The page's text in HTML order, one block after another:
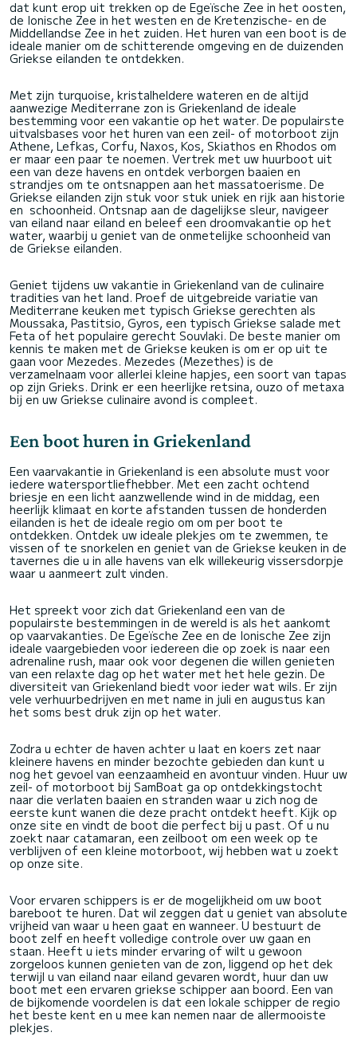
dat kunt erop uit trekken op de Egeïsche Zee in het oosten,
de Ionische Zee in het westen en de Kretenzische- en de
Middellandse Zee in het zuiden. Het huren van een boot is de
ideale manier om de schitterende omgeving en de duizenden
Griekse eilanden te ontdekken.
Met zijn turquoise, kristalheldere wateren en de altijd
aanwezige Mediterrane zon is Griekenland de ideale
bestemming voor een vakantie op het water. De populairste
uitvalsbases voor het huren van een zeil- of motorboot zijn
Athene, Lefkas, Corfu, Naxos, Kos, Skiathos en Rhodos om
er maar een paar te noemen. Vertrek met uw huurboot uit
een van deze havens en ontdek verborgen baaien en
strandjes om te ontsnappen aan het massatoerisme. De
Griekse eilanden zijn stuk voor stuk uniek en rijk aan historie
en schoonheid. Ontsnap aan de dagelijkse sleur, navigeer
van eiland naar eiland en beleef een droomvakantie op het
water, waarbij u geniet van de onmetelijke schoonheid van
de Griekse eilanden.
Geniet tijdens uw vakantie in Griekenland van de culinaire
tradities van het land. Proef de uitgebreide variatie van
Mediterrane keuken met typisch Griekse gerechten als
Moussaka, Pastitsio, Gyros, een typisch Griekse salade met
Feta of het populaire gerecht Souvlaki. De beste manier om
kennis te maken met de Griekse keuken is om er op uit te
gaan voor Mezedes. Mezedes (Mezethes) is de
verzamelnaam voor allerlei kleine hapjes, een soort van tapas
op zijn Grieks. Drink er een heerlijke retsina, ouzo of metaxa
bij en uw Griekse culinaire avond is compleet.
Een boot huren in Griekenland
Een vaarvakantie in Griekenland is een absolute must voor
iedere watersportliefhebber. Met een zacht ochtend
briesje en een licht aanzwellende wind in de middag, een
heerlijk klimaat en korte afstanden tussen de honderden
eilanden is het de ideale regio om om per boot te
ontdekken. Ontdek uw ideale plekjes om te zwemmen, te
vissen of te snorkelen en geniet van de Griekse keuken in de
tavernes die u in alle havens van elk willekeurig vissersdorpje
waar u aanmeert zult vinden.
Het spreekt voor zich dat Griekenland een van de
populairste bestemmingen in de wereld is als het aankomt
op vaarvakanties. De Egeïsche Zee en de Ionische Zee zijn
ideale vaargebieden voor iedereen die op zoek is naar een
adrenaline rush, maar ook voor degenen die willen genieten
van een relaxte dag op het water met het hele gezin. De
diversiteit van Griekenland biedt voor ieder wat wils. Er zijn
vele verhuurbedrijven en met name in juli en augustus kan
het soms best druk zijn op het water.
Zodra u echter de haven achter u laat en koers zet naar
kleinere havens en minder bezochte gebieden dan kunt u
nog het gevoel van eenzaamheid en avontuur vinden. Huur uw
zeil- of motorboot bij SamBoat ga op ontdekkingstocht
naar die verlaten baaien en stranden waar u zich nog de
eerste kunt wanen die deze pracht ontdekt heeft. Kijk op
onze site en vindt de boot die perfect bij u past. Of u nu
zoekt naar catamaran, een zeilboot om een week op te
verblijven of een kleine motorboot, wij hebben wat u zoekt
op onze site.
Voor ervaren schippers is er de mogelijkheid om uw boot
bareboot te huren. Dat wil zeggen dat u geniet van absolute
vrijheid van waar u heen gaat en wanneer. U bestuurt de
boot zelf en heeft volledige controle over uw gaan en
staan. Heeft u iets minder ervaring of wilt u gewoon
zorgeloos kunnen genieten van de zon, liggend op het dek
terwijl u van eiland naar eiland gevaren wordt, huur dan uw
boot met een ervaren griekse schipper aan boord. Een van
de bijkomende voordelen is dat een lokale schipper de regio
het beste kent en u mee kan nemen naar de allermooiste
plekjes.